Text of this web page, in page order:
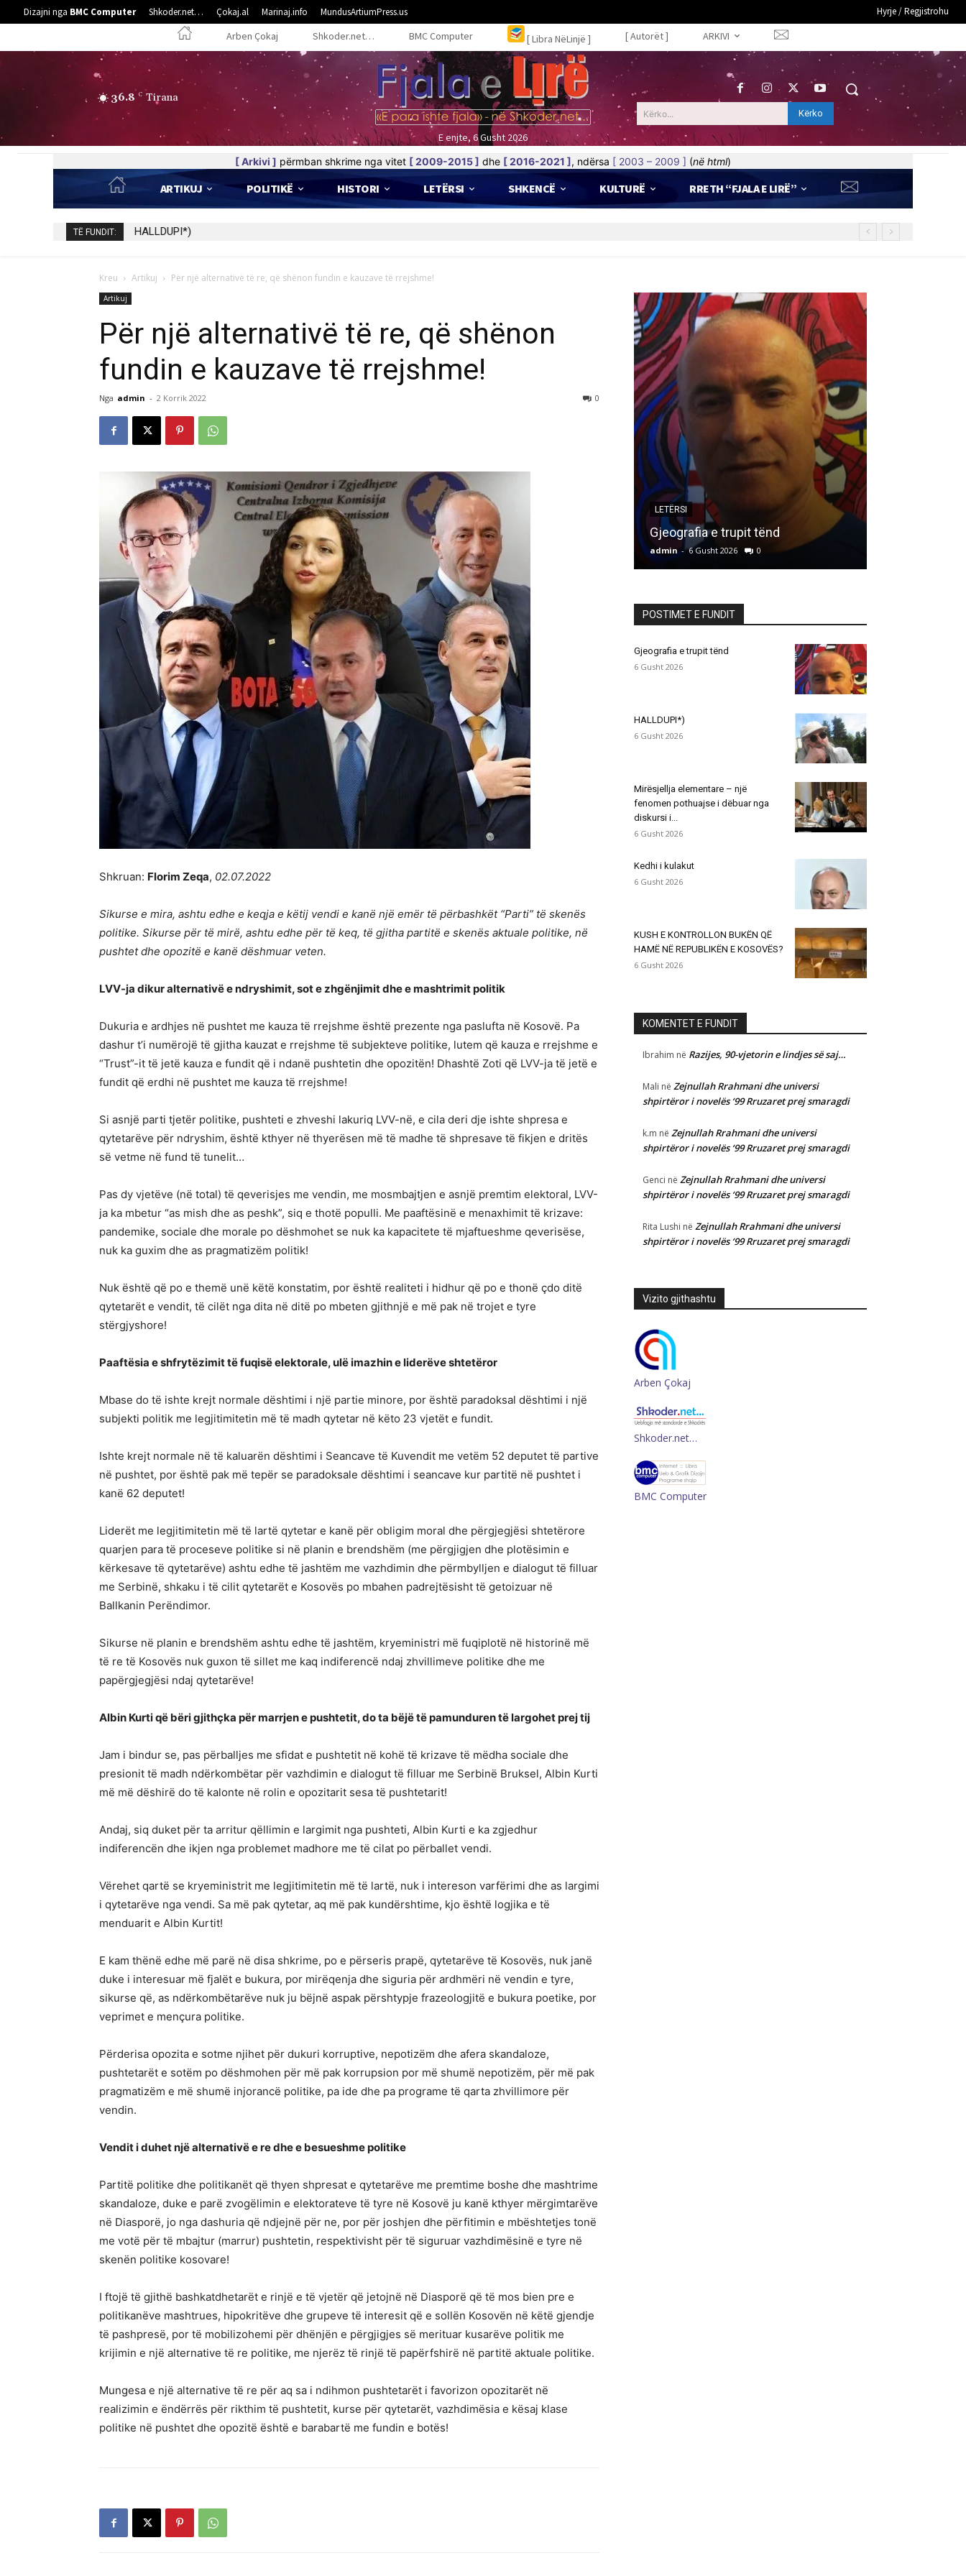
Dizajni nga BMC Computer Shkoder.net… Çokaj.al Marinaj.info MundusArtiumPress.us Hyrje / Regjistrohu
Arben Çokaj Shkoder.net… BMC Computer [ Libra NëLinjë ] [ Autorët ] ARKIVI
36.8 C Tirana
E enjte, 6 Gusht 2026
Kërko... Kërko
[ Arkivi ] përmban shkrime nga vitet [ 2009-2015 ] dhe [ 2016-2021 ], ndërsa [ 2003 – 2009 ] (në html)
ARTIKUJ POLITIKË HISTORI LETËRSI SHKENCË KULTURË RRETH “FJALA E LIRË”
TË FUNDIT: HALLDUPI*)
Kreu Artikuj Për një alternativë të re, që shënon fundin e kauzave të rrejshme!
Artikuj
Për një alternativë të re, që shënon
fundin e kauzave të rrejshme!
Nga admin - 2 Korrik 2022 0
Shkruan: Florim Zeqa, 02.07.2022
Sikurse e mira, ashtu edhe e keqja e këtij vendi e kanë një emër të përbashkët “Parti” të skenës
politike. Sikurse për të mirë, ashtu edhe për të keq, të gjitha partitë e skenës aktuale politike, në
pushtet dhe opozitë e kanë dëshmuar veten.
LVV-ja dikur alternativë e ndryshimit, sot e zhgënjimit dhe e mashtrimit politik
Dukuria e ardhjes në pushtet me kauza të rrejshme është prezente nga paslufta në Kosovë. Pa
dashur t’i numërojë të gjitha kauzat e rrejshme të subjekteve politike, lutem që kauza e rrejshme e
“Trust”-it të jetë kauza e fundit që i ndanë pushtetin dhe opozitën! Dhashtë Zoti që LVV-ja të jetë e
fundit që erdhi në pushtet me kauza të rrejshme!
Si asnjë parti tjetër politike, pushteti e zhveshi lakuriq LVV-në, e cila deri dje ishte shpresa e
qytetarëve për ndryshim, është kthyer në thyerësen më të madhe të shpresave të fikjen e dritës
së vetme në fund të tunelit…
Pas dy vjetëve (në total) të qeverisjes me vendin, me mosmbajtjen e asnjë premtim elektoral, LVV-
ja ka mbetur “as mish dhe as peshk”, siq e thotë populli. Me paaftësinë e menaxhimit të krizave:
pandemike, sociale dhe morale po dëshmohet se nuk ka kapacitete të mjaftueshme qeverisëse,
nuk ka guxim dhe as pragmatizëm politik!
Nuk është që po e themë unë këtë konstatim, por është realiteti i hidhur që po e thonë çdo ditë
qytetarët e vendit, të cilët nga dita në ditë po mbeten gjithnjë e më pak në trojet e tyre
stërgjyshore!
Paaftësia e shfrytëzimit të fuqisë elektorale, ulë imazhin e liderëve shtetëror
Mbase do të ishte krejt normale dështimi i një partie minore, por është paradoksal dështimi i një
subjekti politik me legjitimitetin më të madh qytetar në këto 23 vjetët e fundit.
Ishte krejt normale në të kaluarën dështimi i Seancave të Kuvendit me vetëm 52 deputet të partive
në pushtet, por është pak më tepër se paradoksale dështimi i seancave kur partitë në pushtet i
kanë 62 deputet!
Liderët me legjitimitetin më të lartë qytetar e kanë për obligim moral dhe përgjegjësi shtetërore
quarjen para të proceseve politike si në planin e brendshëm (me përgjigjen dhe plotësimin e
kërkesave të qytetarëve) ashtu edhe të jashtëm me vazhdimin dhe përmbylljen e dialogut të filluar
me Serbinë, shkaku i të cilit qytetarët e Kosovës po mbahen padrejtësisht të getoizuar në
Ballkanin Perëndimor.
Sikurse në planin e brendshëm ashtu edhe të jashtëm, kryeministri më fuqiplotë në historinë më
të re të Kosovës nuk guxon të sillet me kaq indiferencë ndaj zhvillimeve politike dhe me
papërgjegjësi ndaj qytetarëve!
Albin Kurti që bëri gjithçka për marrjen e pushtetit, do ta bëjë të pamunduren të largohet prej tij
Jam i bindur se, pas përballjes me sfidat e pushtetit në kohë të krizave të mëdha sociale dhe
presionit të madh ndërkombëtar për vazhdimin e dialogut të filluar me Serbinë Bruksel, Albin Kurti
më më dëshirë do të kalonte në rolin e opozitarit sesa të pushtetarit!
Andaj, siq duket për ta arritur qëllimin e largimit nga pushteti, Albin Kurti e ka zgjedhur
indiferencën dhe ikjen nga problemet madhore me të cilat po përballet vendi.
Vërehet qartë se kryeministrit me legjitimitetin më të lartë, nuk i intereson varfërimi dhe as largimi
i qytetarëve nga vendi. Sa më pak qytetar, aq më pak kundërshtime, kjo është logjika e të
menduarit e Albin Kurtit!
E kam thënë edhe më parë në disa shkrime, po e përseris prapë, qytetarëve të Kosovës, nuk janë
duke i interesuar më fjalët e bukura, por mirëqenja dhe siguria për ardhmëri në vendin e tyre,
sikurse që, as ndërkombëtarëve nuk ju bëjnë aspak përshtypje frazeologjitë e bukura poetike, por
veprimet e mençura politike.
Përderisa opozita e sotme njihet për dukuri korruptive, nepotizëm dhe afera skandaloze,
pushtetarët e sotëm po dëshmohen për më pak korrupsion por më shumë nepotizëm, për më pak
pragmatizëm e më shumë injorancë politike, pa ide dhe pa programe të qarta zhvillimore për
vendin.
Vendit i duhet një alternativë e re dhe e besueshme politike
Partitë politike dhe politikanët që thyen shpresat e qytetarëve me premtime boshe dhe mashtrime
skandaloze, duke e parë zvogëlimin e elektorateve të tyre në Kosovë ju kanë kthyer mërgimtarëve
në Diasporë, jo nga dashuria që ndjejnë për ne, por për joshjen dhe përfitimin e mbështetjes tonë
me votë për të mbajtur (marrur) pushtetin, respektivisht për të siguruar vazhdimësinë e tyre në
skenën politike kosovare!
I ftojë të gjithë bashkatdhetarët e rinjë e të vjetër që jetojnë në Diasporë që të mos bien pre e
politikanëve mashtrues, hipokritëve dhe grupeve të interesit që e sollën Kosovën në këtë gjendje
të pashpresë, por të mobilizohemi për dhënjën e përgjigjes së merituar kusarëve politik me
krijimin e një alternative të re politike, me njerëz të rinjë të papërfshirë në partitë aktuale politike.
Mungesa e një alternative të re për aq sa i ndihmon pushtetarët i favorizon opozitarët në
realizimin e ëndërrës për rikthim të pushtetit, kurse për qytetarët, vazhdimësia e kësaj klase
politike në pushtet dhe opozitë është e barabartë me fundin e botës!
LETËRSI
Gjeografia e trupit tënd
admin - 6 Gusht 2026 0
POSTIMET E FUNDIT
Gjeografia e trupit tënd
6 Gusht 2026
HALLDUPI*)
6 Gusht 2026
Mirësjellja elementare – një
fenomen pothuajse i dëbuar nga
diskursi i...
6 Gusht 2026
Kedhi i kulakut
6 Gusht 2026
KUSH E KONTROLLON BUKËN QË
HAMË NË REPUBLIKËN E KOSOVËS?
6 Gusht 2026
KOMENTET E FUNDIT
Ibrahim në Razijes, 90-vjetorin e lindjes së saj…
Mali në Zejnullah Rrahmani dhe universi
shpirtëror i novelës ‘99 Rruzaret prej smaragdi
k.m në Zejnullah Rrahmani dhe universi
shpirtëror i novelës ‘99 Rruzaret prej smaragdi
Genci në Zejnullah Rrahmani dhe universi
shpirtëror i novelës ‘99 Rruzaret prej smaragdi
Rita Lushi në Zejnullah Rrahmani dhe universi
shpirtëror i novelës ‘99 Rruzaret prej smaragdi
Vizito gjithashtu
Arben Çokaj
Shkoder.net…
BMC Computer